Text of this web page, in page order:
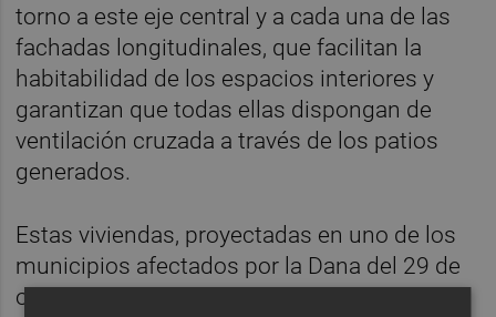
torno a este eje central y a cada una de las
fachadas longitudinales, que facilitan la
habitabilidad de los espacios interiores y
garantizan que todas ellas dispongan de
ventilación cruzada a través de los patios
generados.
Estas viviendas, proyectadas en uno de los
municipios afectados por la Dana del 29 de
octubre de 2024, pasarán a formar parte del